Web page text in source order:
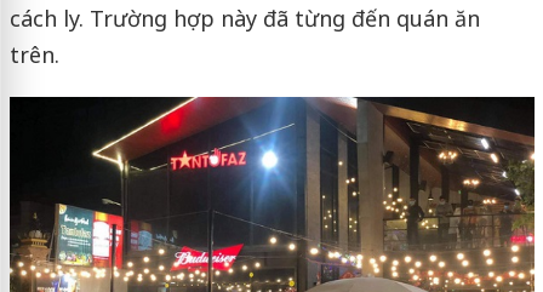
cách ly. Trường hợp này đã từng đến quán ăn
trên.